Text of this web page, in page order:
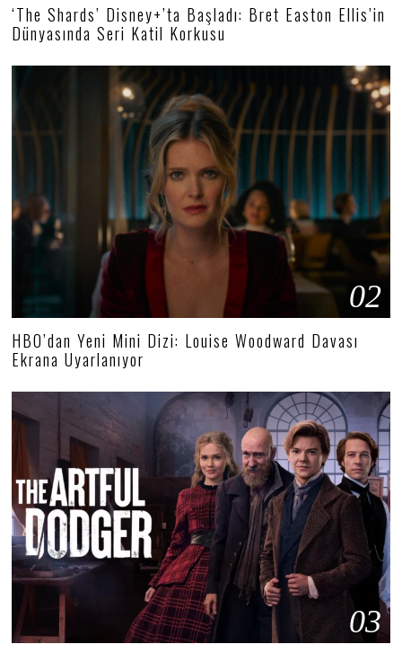
‘The Shards’ Disney+’ta Başladı: Bret Easton Ellis’in
Dünyasında Seri Katil Korkusu
02
HBO’dan Yeni Mini Dizi: Louise Woodward Davası
Ekrana Uyarlanıyor
03